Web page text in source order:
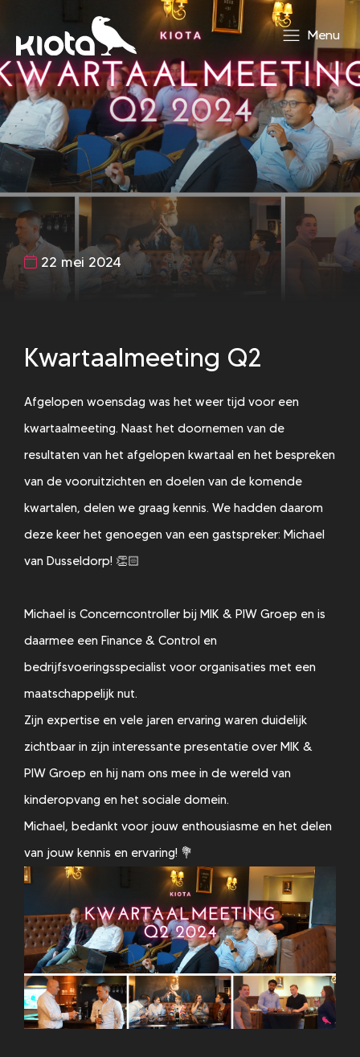
Menu
22 mei 2024
Kwartaalmeeting Q2
Afgelopen woensdag was het weer tijd voor een
kwartaalmeeting. Naast het doornemen van de
resultaten van het afgelopen kwartaal en het bespreken
van de vooruitzichten en doelen van de komende
kwartalen, delen we graag kennis. We hadden daarom
deze keer het genoegen van een gastspreker: Michael
van Dusseldorp! 👏🏻
Michael is Concerncontroller bij MIK & PIW Groep en is
daarmee een Finance & Control en
bedrijfsvoeringsspecialist voor organisaties met een
maatschappelijk nut.
Zijn expertise en vele jaren ervaring waren duidelijk
zichtbaar in zijn interessante presentatie over MIK &
PIW Groep en hij nam ons mee in de wereld van
kinderopvang en het sociale domein.
Michael, bedankt voor jouw enthousiasme en het delen
van jouw kennis en ervaring! 💐